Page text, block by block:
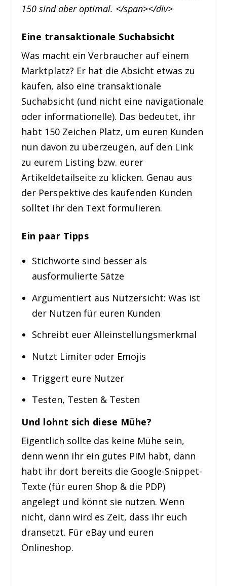
150 sind aber optimal. </span></div>
Eine transaktionale Suchabsicht
Was macht ein Verbraucher auf einem
Marktplatz? Er hat die Absicht etwas zu
kaufen, also eine transaktionale
Suchabsicht (und nicht eine navigationale
oder informationelle). Das bedeutet, ihr
habt 150 Zeichen Platz, um euren Kunden
nun davon zu überzeugen, auf den Link
zu eurem Listing bzw. eurer
Artikeldetailseite zu klicken. Genau aus
der Perspektive des kaufenden Kunden
solltet ihr den Text formulieren.
Ein paar Tipps
Stichworte sind besser als
ausformulierte Sätze
Argumentiert aus Nutzersicht: Was ist
der Nutzen für euren Kunden
Schreibt euer Alleinstellungsmerkmal
Nutzt Limiter oder Emojis
Triggert eure Nutzer
Testen, Testen & Testen
Und lohnt sich diese Mühe?
Eigentlich sollte das keine Mühe sein,
denn wenn ihr ein gutes PIM habt, dann
habt ihr dort bereits die Google-Snippet-
Texte (für euren Shop & die PDP)
angelegt und könnt sie nutzen. Wenn
nicht, dann wird es Zeit, dass ihr euch
dransetzt. Für eBay und euren
Onlineshop.